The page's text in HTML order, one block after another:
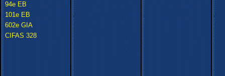
94e EB
101e EB
602e GIA
CIFAS 328